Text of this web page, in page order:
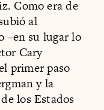
Como era de
al
–en su lugar lo
Cary
primer paso
y la
los Estados